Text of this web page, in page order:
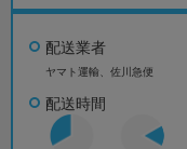
配送業者
ヤマト運輸、佐川急便
配送時間